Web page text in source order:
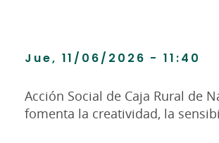
Jue, 11/06/2026 - 11:40
Acción Social de Caja Rural de
fomenta la creatividad, la